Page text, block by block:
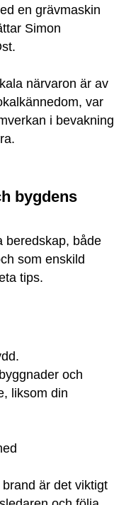
en grävmaskin
Simon
närvaron är av
var
i bevakning
bygdens
beredskap, både
som enskild
tips.
och
liksom din
är det viktigt